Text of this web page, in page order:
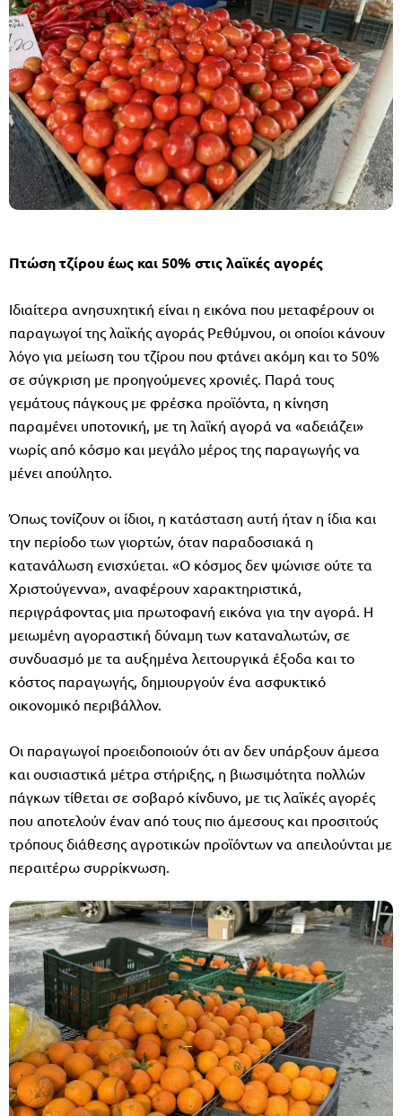
Πτώση τζίρου έως και 50% στις λαϊκές αγορές
Ιδιαίτερα ανησυχητική είναι η εικόνα που μεταφέρουν οι
παραγωγοί της λαϊκής αγοράς Ρεθύμνου, οι οποίοι κάνουν
λόγο για μείωση του τζίρου που φτάνει ακόμη και το 50%
σε σύγκριση με προηγούμενες χρονιές. Παρά τους
γεμάτους πάγκους με φρέσκα προϊόντα, η κίνηση
παραμένει υποτονική, με τη λαϊκή αγορά να «αδειάζει»
νωρίς από κόσμο και μεγάλο μέρος της παραγωγής να
μένει απούλητο.
Όπως τονίζουν οι ίδιοι, η κατάσταση αυτή ήταν η ίδια και
την περίοδο των γιορτών, όταν παραδοσιακά η
κατανάλωση ενισχύεται. «Ο κόσμος δεν ψώνισε ούτε τα
Χριστούγεννα», αναφέρουν χαρακτηριστικά,
περιγράφοντας μια πρωτοφανή εικόνα για την αγορά. Η
μειωμένη αγοραστική δύναμη των καταναλωτών, σε
συνδυασμό με τα αυξημένα λειτουργικά έξοδα και το
κόστος παραγωγής, δημιουργούν ένα ασφυκτικό
οικονομικό περιβάλλον.
Οι παραγωγοί προειδοποιούν ότι αν δεν υπάρξουν άμεσα
και ουσιαστικά μέτρα στήριξης, η βιωσιμότητα πολλών
πάγκων τίθεται σε σοβαρό κίνδυνο, με τις λαϊκές αγορές
που αποτελούν έναν από τους πιο άμεσους και προσιτούς
τρόπους διάθεσης αγροτικών προϊόντων να απειλούνται με
περαιτέρω συρρίκνωση.